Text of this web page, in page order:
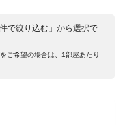
で絞り込む」から選択で
ご希望の場合は、1部屋あたり